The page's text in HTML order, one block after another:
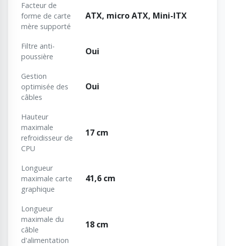
Facteur de
forme de carte
mère supporté
ATX, micro ATX, Mini-ITX
Filtre anti-
poussière
Oui
Gestion
optimisée des
câbles
Oui
Hauteur
maximale
refroidisseur de
CPU
17 cm
Longueur
maximale carte
graphique
41,6 cm
Longueur
maximale du
câble
d'alimentation
18 cm